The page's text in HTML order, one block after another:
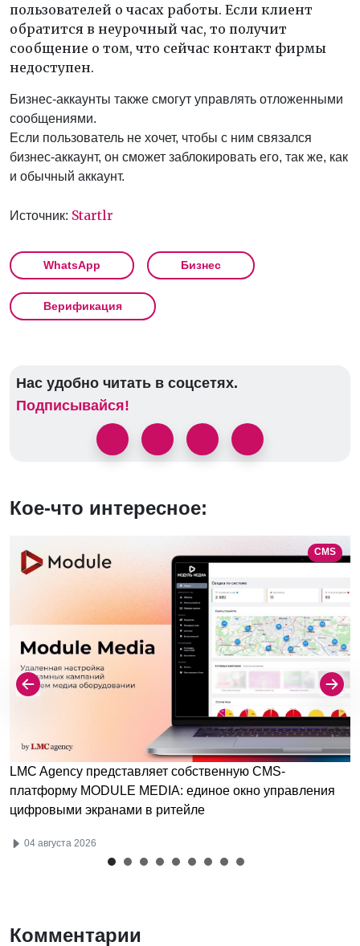
пользователей о часах работы. Если клиент
обратится в неурочный час, то получит
сообщение о том, что сейчас контакт фирмы
недоступен.
Бизнес-аккаунты также смогут управлять отложенными
сообщениями.
Если пользователь не хочет, чтобы с ним связался
бизнес-аккаунт, он сможет заблокировать его, так же, как
и обычный аккаунт.
Источник: Startlr
WhatsApp Бизнес
Верификация
Нас удобно читать в соцсетях.
Подписывайся!
Кое-что интересное:
CMS
LMC Agency представляет собственную CMS-
платформу MODULE MEDIA: единое окно управления
цифровыми экранами в ритейле
04 августа 2026
Комментарии